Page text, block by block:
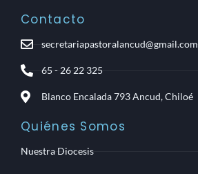
Contacto
secretariapastoralancud@gmail.com
65 - 26 22 325
Blanco Encalada 793 Ancud, Chiloé
Quiénes Somos
Nuestra Diocesis